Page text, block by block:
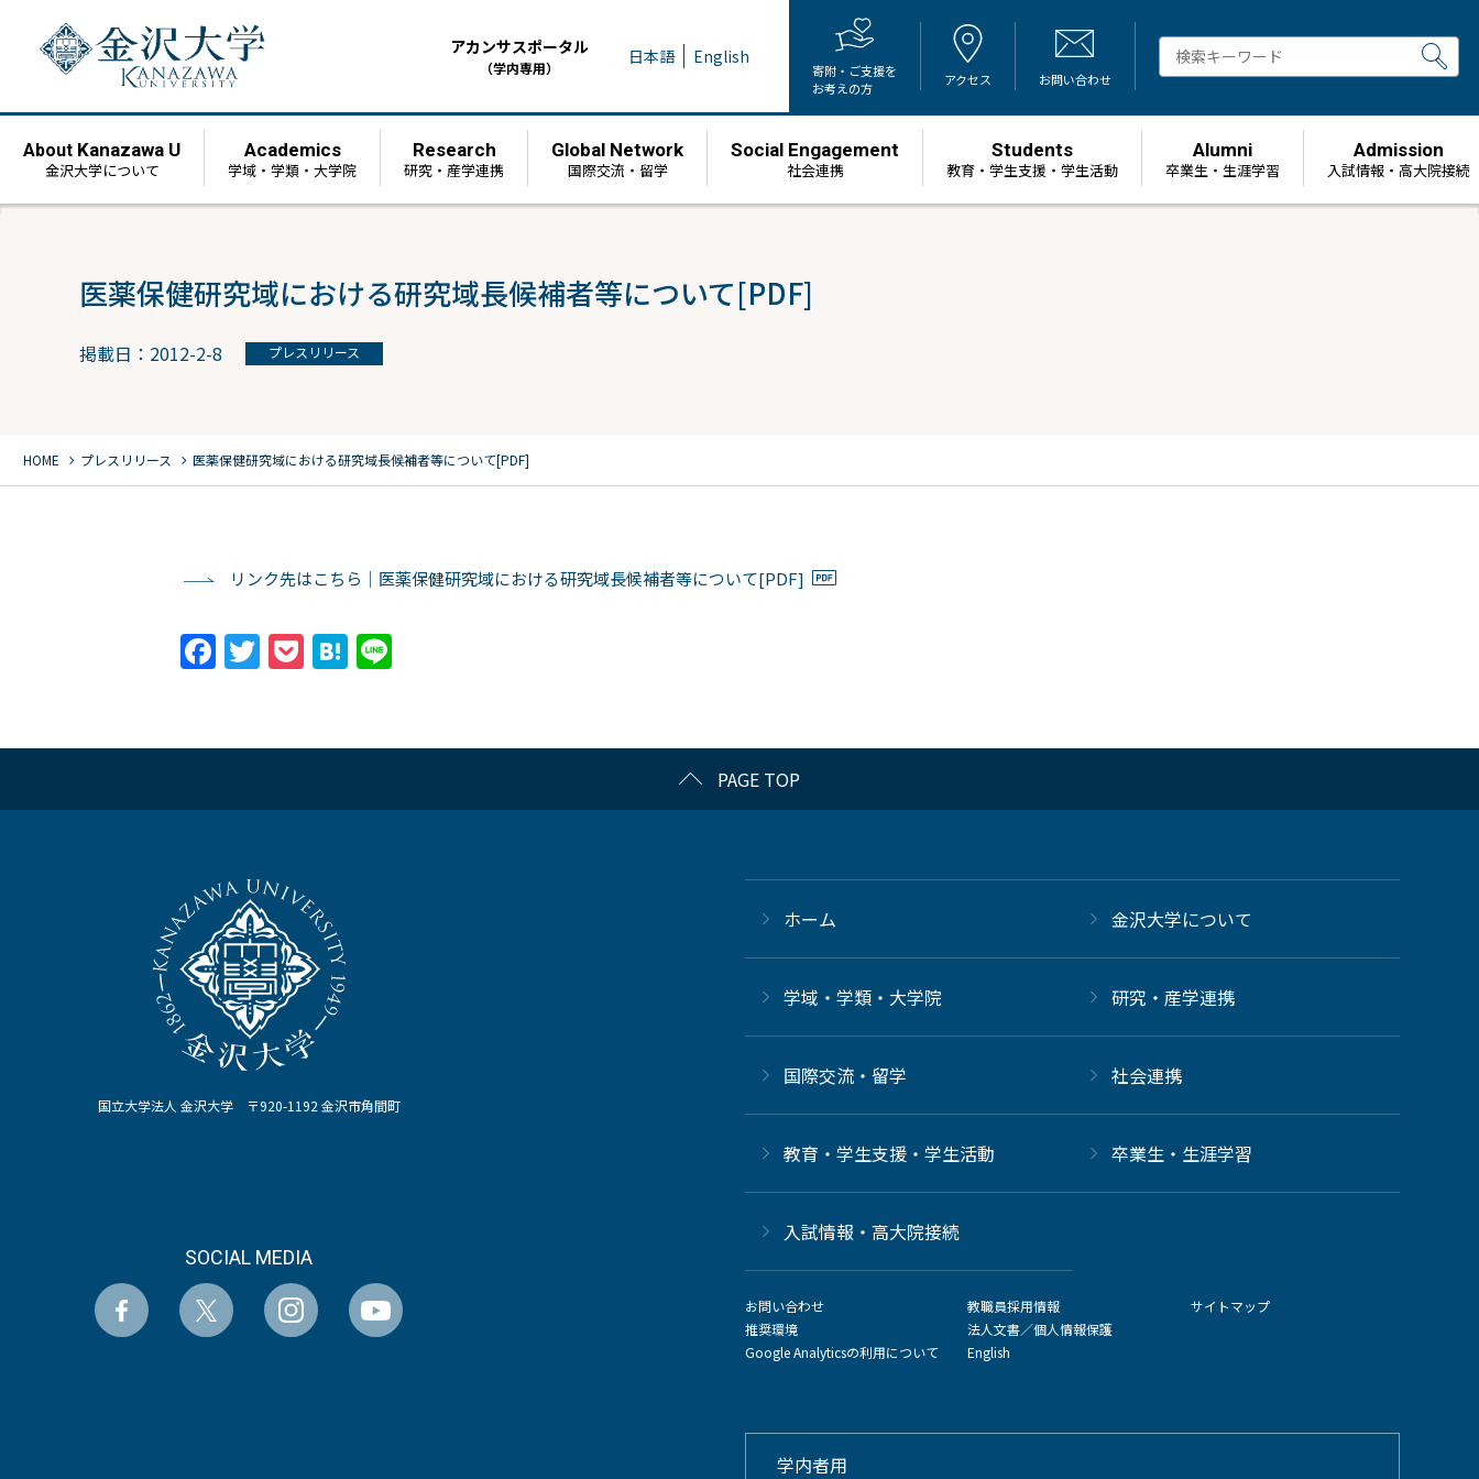
アカンサスポータル
（学内専用） 日本語 English
寄附・ご支援を
お考えの方
アクセス お問い合わせ
About Kanazawa U
金沢大学について
Academics
学域・学類・大学院
Research
研究・産学連携
Global Network
国際交流・留学
Social Engagement
社会連携
Students
教育・学生支援・学生活動
Alumni
卒業生・生涯学習
Admission
⼊試情報・高大院接続
医薬保健研究域における研究域長候補者等について[PDF]
掲載日：2012-2-8 プレスリリース
HOME chevron_right プレスリリース chevron_right 医薬保健研究域における研究域長候補者等について[PDF]
リンク先はこちら｜医薬保健研究域における研究域長候補者等について[PDF]
Facebook
Twitter
PocketHatena
PAGE TOP
国立大学法人 金沢大学 〒920-1192 金沢市角間町
SOCIAL MEDIA
ホーム 金沢大学について
学域・学類・大学院 研究・産学連携
国際交流・留学 社会連携
教育・学生支援・学生活動 卒業生・生涯学習
⼊試情報・高大院接続
お問い合わせ
推奨環境
Google Analyticsの利用について
教職員採用情報
法人文書／個人情報保護
English
サイトマップ
学内者用